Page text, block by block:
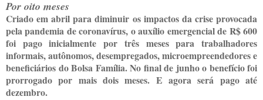
Por oito meses
Criado em abril para diminuir os impactos da crise provocada
pela pandemia de coronavírus, o auxílio emergencial de R$ 600
foi pago inicialmente por três meses para trabalhadores
informais, autônomos, desempregados, microempreendedores e
beneficiários do Bolsa Família. No final de junho o benefício foi
prorrogado por mais dois meses. E agora será pago até
dezembro.